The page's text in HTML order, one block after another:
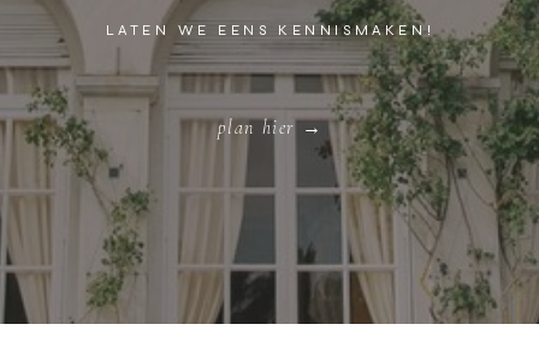
LATEN WE EENS KENNISMAKEN!
plan hier →